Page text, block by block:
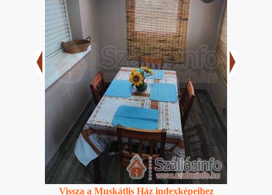
Vissza a Muskátlis Ház indexképeihez